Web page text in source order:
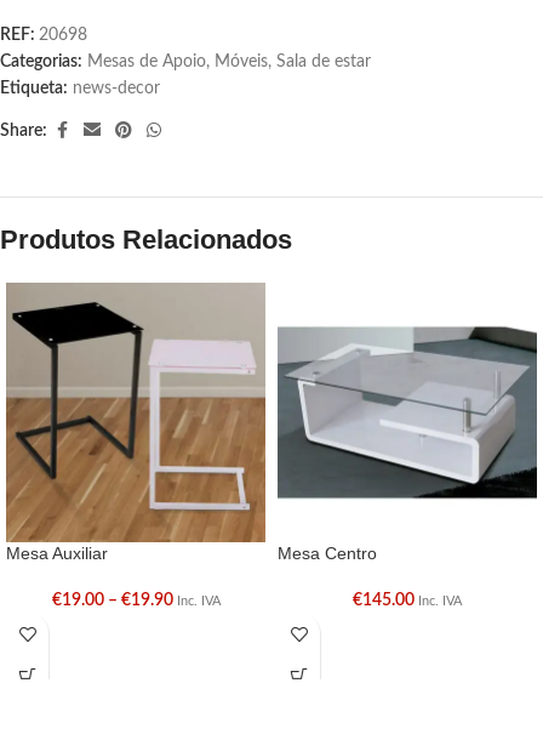
REF: 20698
Categorias: Mesas de Apoio, Móveis, Sala de estar
Etiqueta: news-decor
Share:
Produtos Relacionados
Mesa Auxiliar
€19.00 – €19.90 Inc. IVA
Mesa Centro
€145.00 Inc. IVA